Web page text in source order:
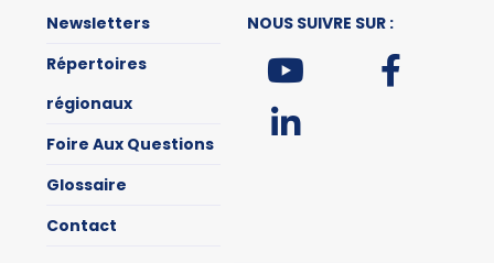
Newsletters
Répertoires
régionaux
Foire Aux Questions
Glossaire
Contact
NOUS SUIVRE SUR :